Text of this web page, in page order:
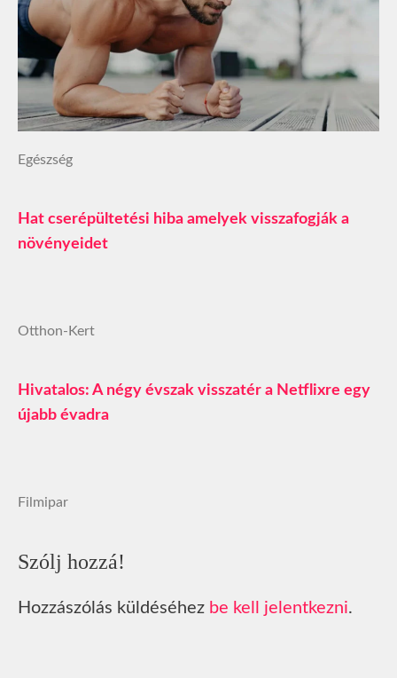
Egészség
Hat cserépültetési hiba amelyek visszafogják a
növényeidet
Otthon-Kert
Hivatalos: A négy évszak visszatér a Netflixre egy
újabb évadra
Filmipar
Szólj hozzá!
Hozzászólás küldéséhez be kell jelentkezni.